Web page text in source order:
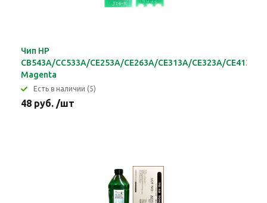
Чип HP
CB543A/CC533A/CE253A/CE263A/CE313A/CE323A/CE413A/
Magenta
Eсть в наличии (5)
48 руб. /шт